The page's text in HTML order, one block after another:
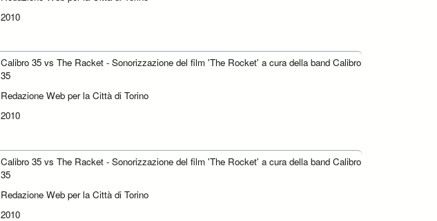
2010
Calibro 35 vs The Racket - Sonorizzazione del film 'The Rocket' a cura della band Calibro
35
Redazione Web per la Città di Torino
2010
Calibro 35 vs The Racket - Sonorizzazione del film 'The Rocket' a cura della band Calibro
35
Redazione Web per la Città di Torino
2010